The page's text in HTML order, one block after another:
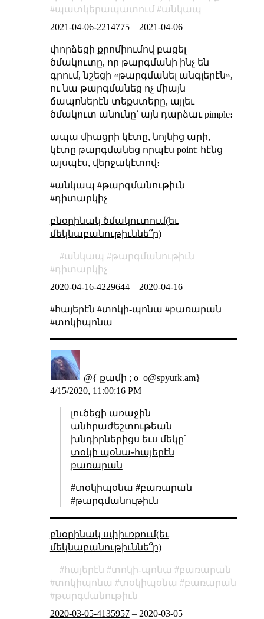
պատկերապատում
անկապ
2021-04-06-2214775– 2021-04-06
փորձեցի քրոմիումով բացել
ծմակուտը, որ թարգմանի ինչ են
գրում, նշեցի «թարգմանել անգլերէն»,
ու նա թարգմանեց ոչ միայն
ճապոներէն տեքստերը, այլեւ
ծմակուտ անունը՝ այն դարձաւ pimple։
ապա միացրի կէտը, նոյնից արի,
կէտը թարգմանեց որպէս point: հէնց
այսպէս, վերջակէտով։
#անկապ #թարգմանութիւն
#դիտարկիչ
բնօրինակ ծմակուտում(եւ
մեկնաբանութիւննե՞ր)
անկապ
թարգմանութիւն
դիտարկիչ
2020-04-16-4229644– 2020-04-16
#հայերէն #տոկի-պոնա #բառարան
#տոկիպոնա
@{ քամի ; o_o@spyurk.am}
4/15/2020, 11:00:16 PM
լուծեցի առաջին
անհրաժեշտութեան
խնդիրներիցս եւս մեկը՝
տօկի պօնա֊հայերէն
բառարան
#տօկիպօնա #բառարան
#թարգմանութիւն
բնօրինակ սփիւռքում(եւ
մեկնաբանութիւննե՞ր)
հայերէն տոկի-պոնա
բառարան
տոկիպոնա
տօկիպօնա
բառարան
թարգմանութիւն
2020-03-05-4135957– 2020-03-05